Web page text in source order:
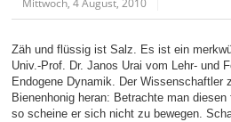
Zäh und flüssig ist Salz. Es ist ein
Univ.-Prof. Dr. Janos Urai vom Lehr- und
Endogene Dynamik. Der Wissenschaftler
Bienenhonig heran: Betrachte man
so scheine er sich nicht zu bewegen.